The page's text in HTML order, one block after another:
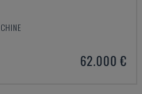
62.000 €